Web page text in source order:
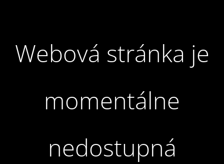
Webová stránka je
momentálne
nedostupná